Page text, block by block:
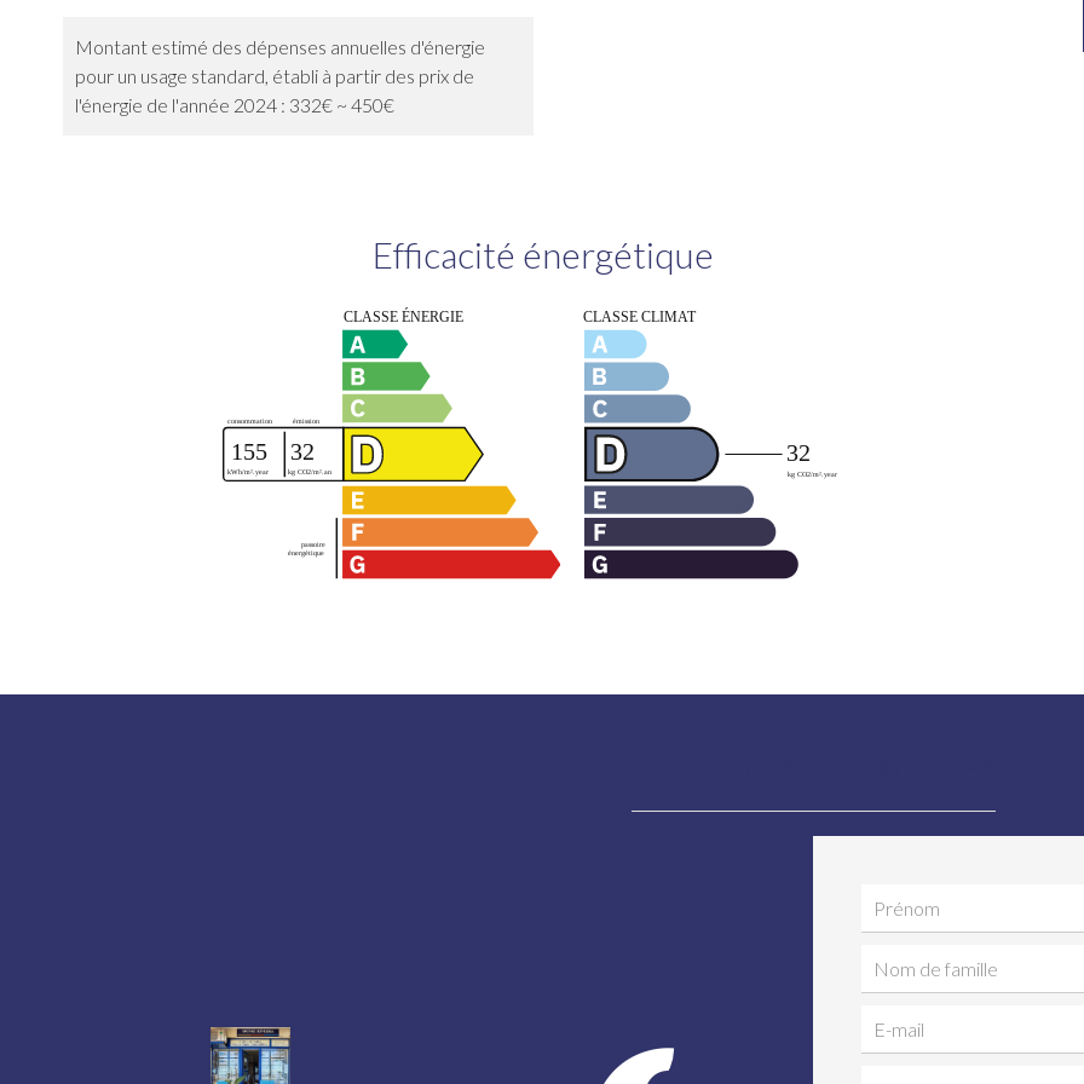
Montant estimé des dépenses annuelles d'énergie
pour un usage standard, établi à partir des prix de
l'énergie de l'année 2024 : 332€ ~ 450€
Efficacité énergétique